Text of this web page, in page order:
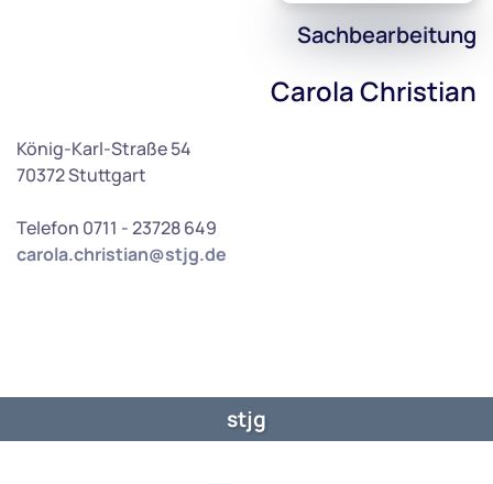
Sachbearbeitung
Carola Christian
König-Karl-Straße 54
70372 Stuttgart
Telefon 0711 - 23728 649
carola.christian@stjg.de
stjg